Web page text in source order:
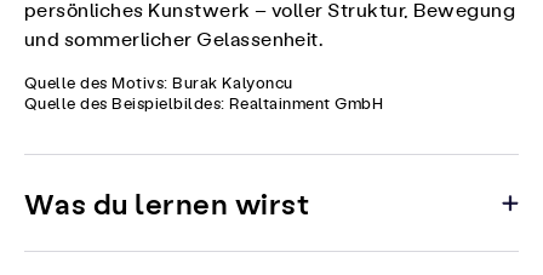
persönliches Kunstwerk – voller Struktur, Bewegung
und sommerlicher Gelassenheit.
Quelle des Motivs: Burak Kalyoncu
Quelle des Beispielbildes: Realtainment GmbH
Was du lernen wirst